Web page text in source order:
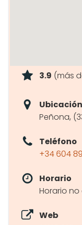
3.9 (más
Ubicación
Peñona,
Teléfono
+34 604
Horario
Horario
Web